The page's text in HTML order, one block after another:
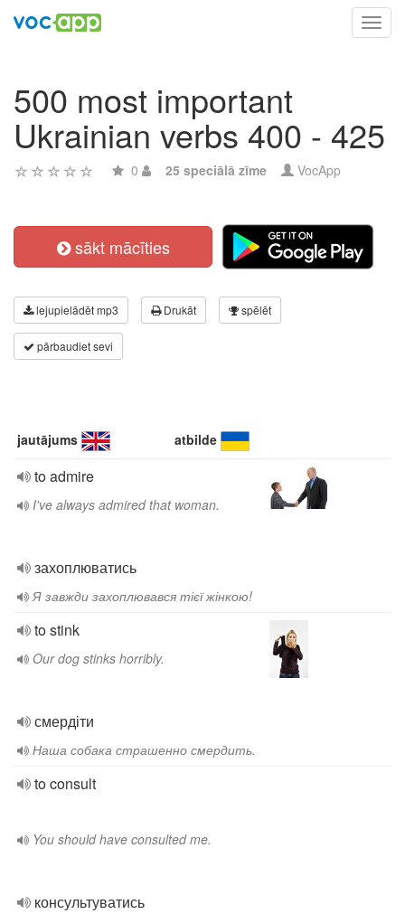
500 most important
Ukrainian verbs 400 - 425
0 25 speciālā zīme VocApp
sākt mācīties
lejupielādēt mp3 Drukāt spēlēt
pārbaudiet sevi
jautājums atbilde
to admire
I've always admired that woman.
захоплюватись
Я завжди захоплювався тієї жінкою!
to stink
Our dog stinks horribly.
смердіти
Наша собака страшенно смердить.
to consult
You should have consulted me.
консультуватись